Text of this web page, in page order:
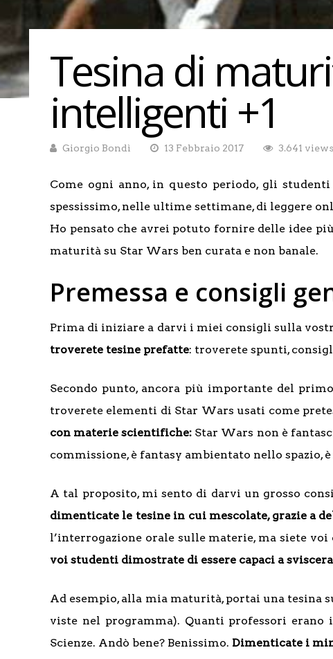
Tesina di
intelligenti +1
Giorgio Bondì 13 Febbraio 2017 3.641 views
Come ogni anno, in questo periodo, gli
spessissimo, nelle ultime settimane, di leggere
Ho pensato che avrei potuto fornire delle idee
maturità su Star Wars ben curata e non banale.
Premessa e consigli
Prima di iniziare a darvi i miei consigli sulla
troverete tesine prefatte: troverete spunti,
Secondo punto, ancora più importante del
troverete elementi di Star Wars usati come
con materie scientifiche: Star Wars non è
commissione, è fantasy ambientato nello spazio,
A tal proposito, mi sento di darvi un grosso
dimenticate le tesine in cui mescolate, grazie a
l’interrogazione orale sulle materie, ma siete voi
voi studenti dimostrate di essere capaci a
Ad esempio, alla mia maturità, portai una
viste nel programma). Quanti professori
Scienze. Andò bene? Benissimo. Dimenticate i